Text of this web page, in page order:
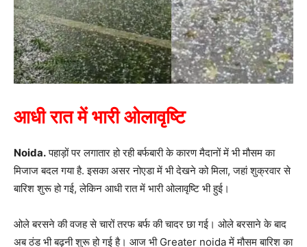
आधी रात में भारी ओलावृष्टि
Noida.पहाड़ों पर लगातार हो रही बर्फबारी के कारण मैदानों में भी मौसम का
मिजाज बदल गया है. इसका असर नोएडा में भी देखने को मिला, जहां शुक्रवार से
बारिश शुरू हो गई, लेकिन आधी रात में भारी ओलावृष्टि भी हुई।
ओले बरसने की वजह से चारों तरफ बर्फ की चादर छा गई। ओले बरसाने के बाद
अब ठंड भी बढ़नी शुरू हो गई है। आज भी Greater noida में मौसम बारिश का